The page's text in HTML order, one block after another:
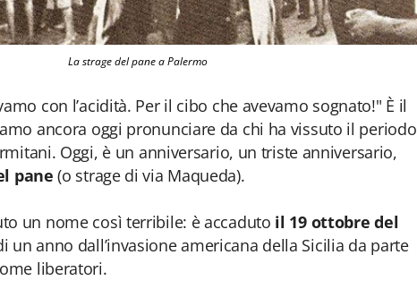
La strage del pane a Palermo
con l’acidità. Per il cibo che avevamo sognato!" È il
ancora oggi pronunciare da chi ha vissuto il periodo
Oggi, è un anniversario, un triste anniversario,
pane (o strage di via Maqueda).
un nome così terribile: è accaduto il 19 ottobre del
un anno dall’invasione americana della Sicilia da parte
liberatori.